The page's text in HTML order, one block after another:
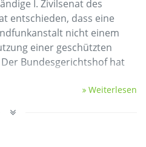
I. Zivilsenat des
entschieden, dass eine
nicht einem
einer geschützten
Bundesgerichtshof hat
Weiterlesen